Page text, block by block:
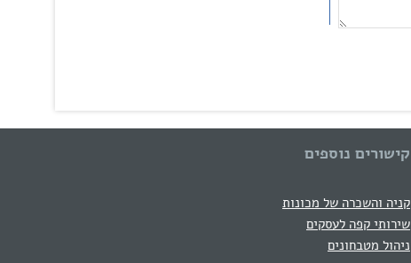
קישורים נוספים
קניה והשכרה של מכונות
שירותי קפה לעסקים
ניהול מטבחונים